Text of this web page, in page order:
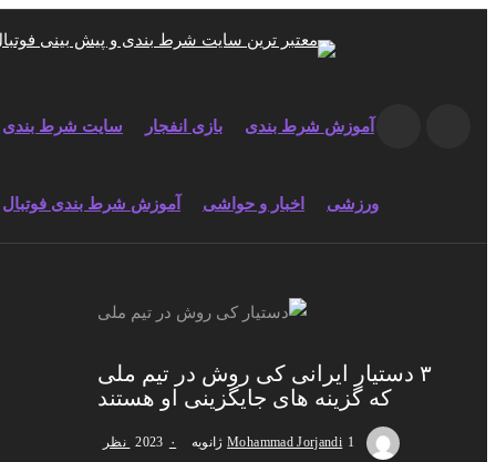
سایت شرط بندی بازی انفجار آموزش شرط بندی
آموزش شرط بندی فوتبال اخبار و حواشی ورزشی
۳ دستیار ایرانی کی روش در تیم ملی
که گزینه های جایگزینی او هستند
Mohammad Jorjandi 1 ژانویه 2023 ۰ نظر
ورود به سایت شرط بندی